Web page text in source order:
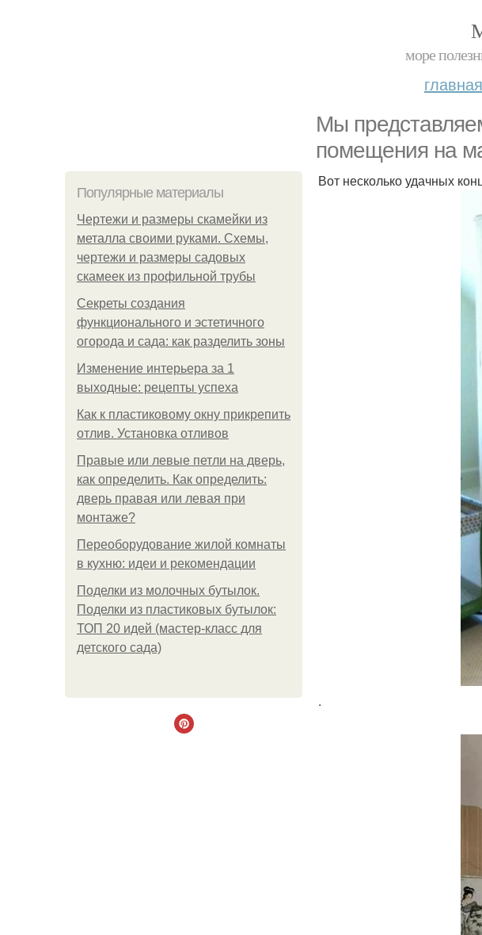
море
главная
Мы
помещения на
Популярные материалы
Чертежи и размеры скамейки из
металла своими руками. Схемы,
чертежи и размеры садовых
скамеек из профильной трубы
Секреты создания
функционального и эстетичного
огорода и сада: как разделить зоны
Изменение интерьера за 1
выходные: рецепты успеха
Как к пластиковому окну прикрепить
отлив. Установка отливов
Правые или левые петли на дверь,
как определить. Как определить:
дверь правая или левая при
монтаже?
Переоборудование жилой комнаты
в кухню: идеи и рекомендации
Поделки из молочных бутылок.
Поделки из пластиковых бутылок:
ТОП 20 идей (мастер-класс для
детского сада)
Вот несколько удачных
.